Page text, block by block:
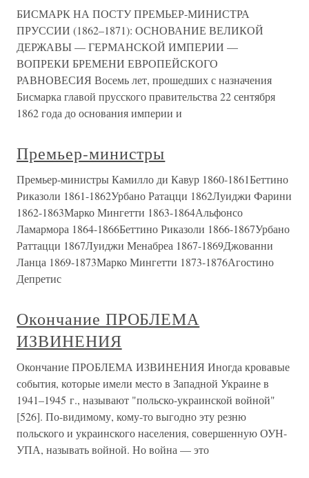
БИСМАРК НА ПОСТУ ПРЕМЬЕР-МИНИСТРА
ПРУССИИ (1862–1871): ОСНОВАНИЕ ВЕЛИКОЙ
ДЕРЖАВЫ — ГЕРМАНСКОЙ ИМПЕРИИ —
ВОПРЕКИ БРЕМЕНИ ЕВРОПЕЙСКОГО
РАВНОВЕСИЯ Восемь лет, прошедших с назначения
Бисмарка главой прусского правительства 22 сентября
1862 года до основания империи и
Премьер-министры
Премьер-министры Камилло ди Кавур 1860-1861Беттино
Риказоли 1861-1862Урбано Ратацци 1862Луиджи Фарини
1862-1863Марко Мингетти 1863-1864Альфонсо
Ламармора 1864-1866Беттино Риказоли 1866-1867Урбано
Раттацци 1867Луиджи Менабреа 1867-1869Джованни
Ланца 1869-1873Марко Мингетти 1873-1876Агостино
Депретис
Окончание ПРОБЛЕМА
ИЗВИНЕНИЯ
Окончание ПРОБЛЕМА ИЗВИНЕНИЯ Иногда кровавые
события, которые имели место в Западной Украине в
1941–1945 г., называют "польско-украинской войной"
[526]. По-видимому, кому-то выгодно эту резню
польского и украинского населения, совершенную ОУН-
УПА, называть войной. Но война — это